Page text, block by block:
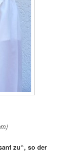
zu“, so der